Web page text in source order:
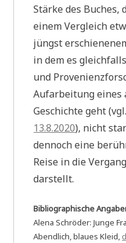
Stärke des
einem Vergleich
jüngst
in dem es
und
Aufarbeitung eines
Geschichte geht (vgl.
13.8.2020), nicht
dennoch eine
Reise in die
darstellt.
Bibliographische
Alena Schröder: Junge
Abendlich, blaues Kleid,